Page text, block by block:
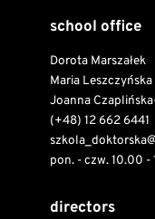
school office
Dorota Marszałek
Maria Leszczyńska
Joanna
(+48) 12 662 6441
pon. - czw. 10.00 -
directors